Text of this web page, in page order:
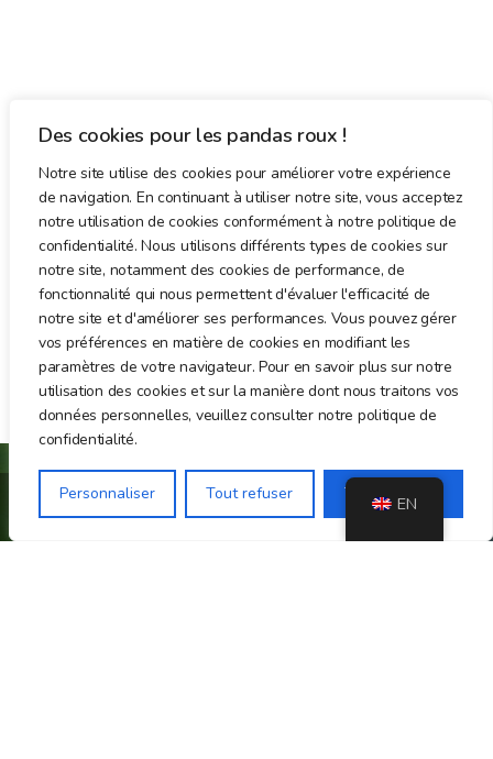
Des cookies pour les pandas roux !
Notre site utilise des cookies pour améliorer votre expérience
de navigation. En continuant à utiliser notre site, vous acceptez
notre utilisation de cookies conformément à notre politique de
confidentialité. Nous utilisons différents types de cookies sur
notre site, notamment des cookies de performance, de
fonctionnalité qui nous permettent d'évaluer l'efficacité de
notre site et d'améliorer ses performances. Vous pouvez gérer
vos préférences en matière de cookies en modifiant les
paramètres de votre navigateur. Pour en savoir plus sur notre
utilisation des cookies et sur la manière dont nous traitons vos
données personnelles, veuillez consulter notre politique de
confidentialité.
Personnaliser Tout refuser Tout accepter
EN